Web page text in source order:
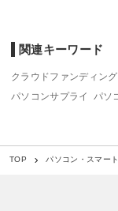
関連キーワード
クラウドファンディング
パソコンサプライ
パソ
TOP パソコン・スマー